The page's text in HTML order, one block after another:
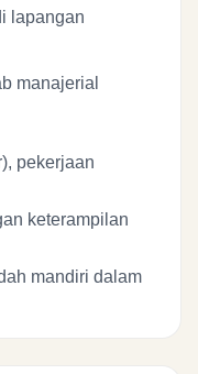
lapangan
manajerial
pekerjaan
keterampilan
mandiri dalam